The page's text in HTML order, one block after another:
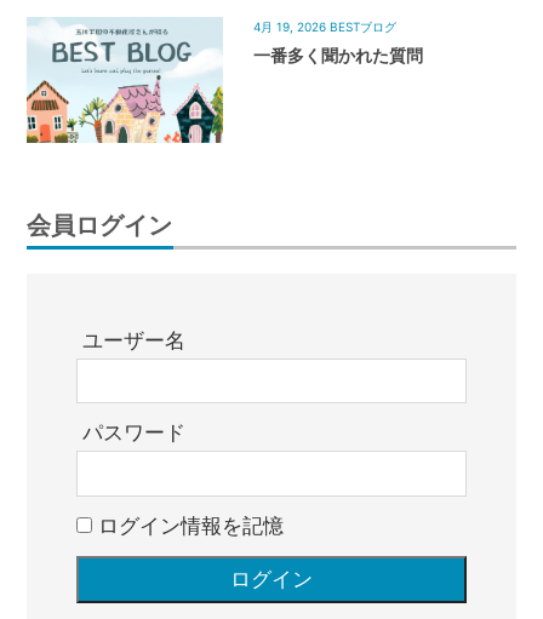
4月 19, 2026 BESTブログ
一番多く聞かれた質問
会員ログイン
ユーザー名
パスワード
ログイン情報を記憶